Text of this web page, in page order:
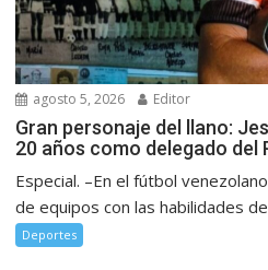
agosto 5, 2026 Editor
Gran personaje del llano:
20 años como delegado del
Especial. –En el fútbol
de equipos con las habilidades de
Deportes